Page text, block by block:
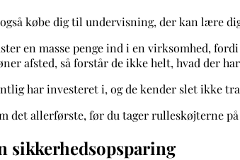
købe dig til undervisning, der kan lære
en masse penge ind i en virksomhed,
afsted, så forstår de ikke helt, hvad der
har investeret i, og de kender slet ikke
det allerførste, før du tager rulleskøjterne
sikkerhedsopsparing